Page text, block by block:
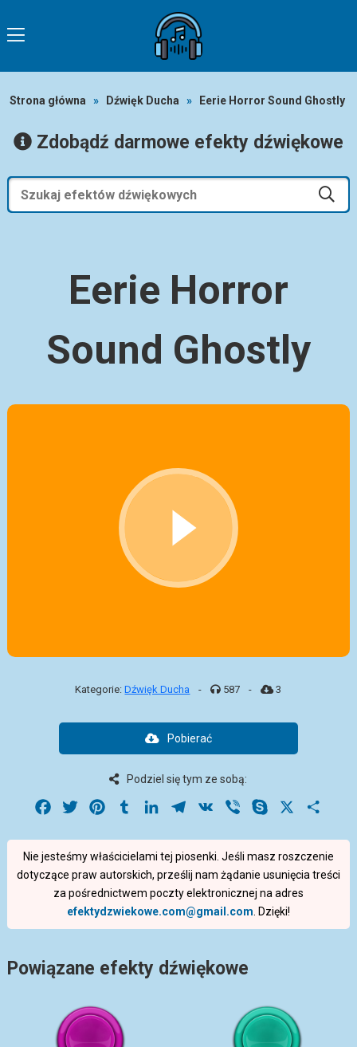
Strona główna » Dźwięk Ducha » Eerie Horror Sound Ghostly
Zdobądź darmowe efekty dźwiękowe
Eerie Horror
Sound Ghostly
Kategorie:Dźwięk Ducha - 587 - 3
Pobierać
Podziel się tym ze sobą:
Facebook
Twitter PinterestTumblrLinkedInTelegram
VK Viber Skype
Nie jesteśmy właścicielami tej piosenki. Jeśli masz roszczenie
dotyczące praw autorskich, prześlij nam żądanie usunięcia treści
za pośrednictwem poczty elektronicznej na adres
efektydzwiekowe.com@gmail.com . Dzięki!
Powiązane efekty dźwiękowe